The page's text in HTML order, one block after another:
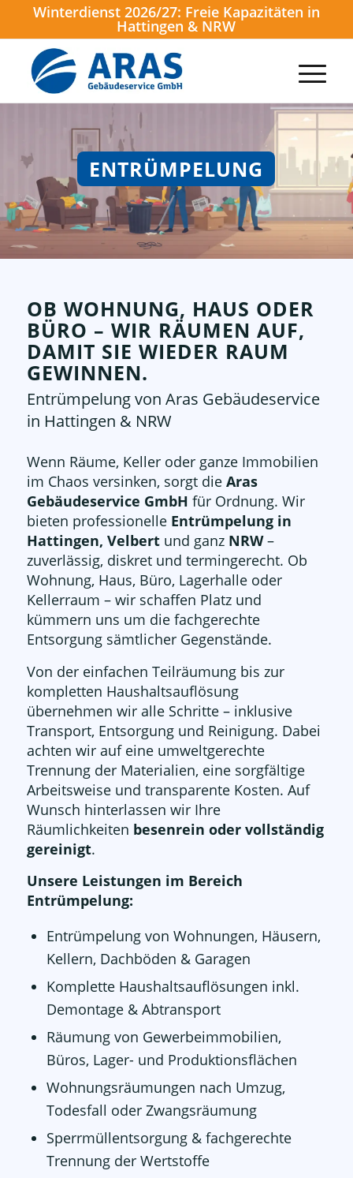
Winterdienst 2026/27: Freie Kapazitäten in
Hattingen & NRW
ENTRÜMPELUNG
OB WOHNUNG, HAUS ODER
BÜRO – WIR RÄUMEN AUF,
DAMIT SIE WIEDER RAUM
GEWINNEN.
Entrümpelung von Aras Gebäudeservice
in Hattingen & NRW
Wenn Räume, Keller oder ganze Immobilien
im Chaos versinken, sorgt die Aras
Gebäudeservice GmbH für Ordnung. Wir
bieten professionelle Entrümpelung in
Hattingen, Velbertund ganz NRW–
zuverlässig, diskret und termingerecht. Ob
Wohnung, Haus, Büro, Lagerhalle oder
Kellerraum – wir schaffen Platz und
kümmern uns um die fachgerechte
Entsorgung sämtlicher Gegenstände.
Von der einfachen Teilräumung bis zur
kompletten Haushaltsauflösung
übernehmen wir alle Schritte – inklusive
Transport, Entsorgung und Reinigung. Dabei
achten wir auf eine umweltgerechte
Trennung der Materialien, eine sorgfältige
Arbeitsweise und transparente Kosten. Auf
Wunsch hinterlassen wir Ihre
Räumlichkeiten besenrein oder vollständig
gereinigt.
Unsere Leistungen im Bereich
Entrümpelung:
Entrümpelung von Wohnungen, Häusern,
Kellern, Dachböden & Garagen
Komplette Haushaltsauflösungen inkl.
Demontage & Abtransport
Räumung von Gewerbeimmobilien,
Büros, Lager- und Produktionsflächen
Wohnungsräumungen nach Umzug,
Todesfall oder Zwangsräumung
Sperrmüllentsorgung & fachgerechte
Trennung der Wertstoffe